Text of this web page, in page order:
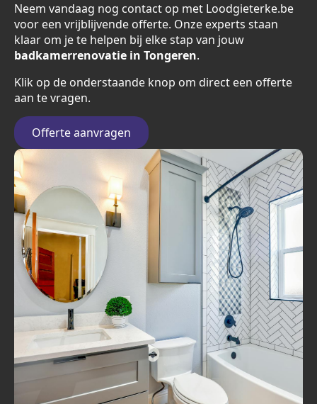
Neem vandaag nog contact op met Loodgieterke.be
voor een vrijblijvende offerte. Onze experts staan
klaar om je te helpen bij elke stap van jouw
badkamerrenovatie in Tongeren.
Klik op de onderstaande knop om direct een offerte
aan te vragen.
Offerte aanvragen